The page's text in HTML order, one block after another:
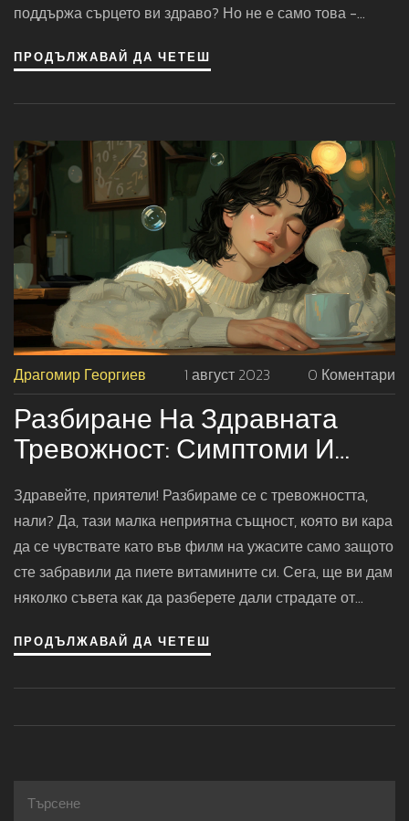
поддържа сърцето ви здраво? Но не е само това -
умствените способности и намаляване на стреса. Така
разходете! И нека вашето приключение да започне
сега, нали?
ПРОДЪЛЖАВАЙ ДА ЧЕТЕШ
Драгомир Георгиев 1 август 2023 0 Коментари
Разбиране На Здравната
Тревожност: Симптоми И
Лечение
Здравейте, приятели! Разбираме се с тревожността,
нали? Да, тази малка неприятна същност, която ви кара
да се чувствате като във филм на ужасите само защото
сте забравили да пиете витамините си. Сега, ще ви дам
няколко съвета как да разберете дали страдате от
съня, непрекъснат стрес или дори леки болки в гърдите.
Да, здравеят ви, приятели!
ПРОДЪЛЖАВАЙ ДА ЧЕТЕШ